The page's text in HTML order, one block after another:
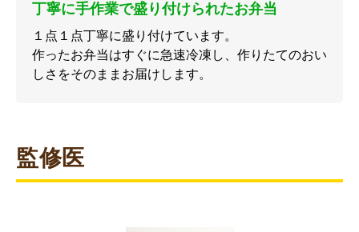
丁寧に手作業で盛り付けられたお弁当
１点１点丁寧に盛り付けています。
作ったお弁当はすぐに急速冷凍し、作りたてのおい
しさをそのままお届けします。
監修医